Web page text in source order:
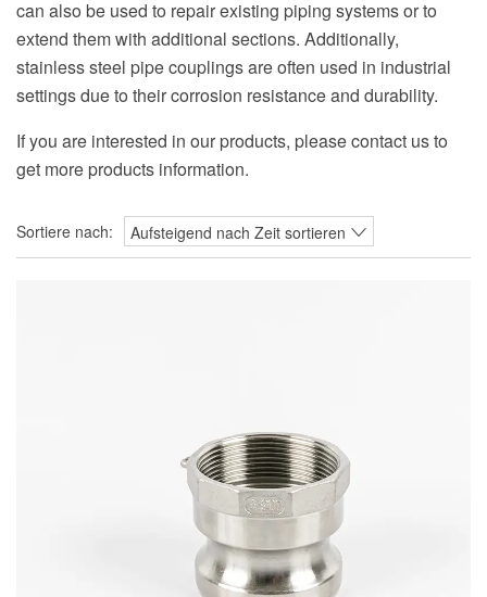
can also be used to repair existing piping systems or to
extend them with additional sections. Additionally,
stainless steel pipe couplings are often used in industrial
settings due to their corrosion resistance and durability.
If you are interested in our products, please contact us to
get more products information.
Sortiere nach: Aufsteigend nach Zeit sortieren